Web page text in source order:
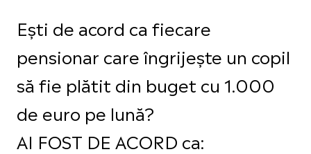
Ești de acord ca fiecare
pensionar care îngrijește un copil
să fie plătit din buget cu 1.000
de euro pe lună?
AI FOST DE ACORD ca: